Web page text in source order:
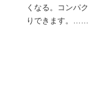
くなる。コンパ
りできます。……